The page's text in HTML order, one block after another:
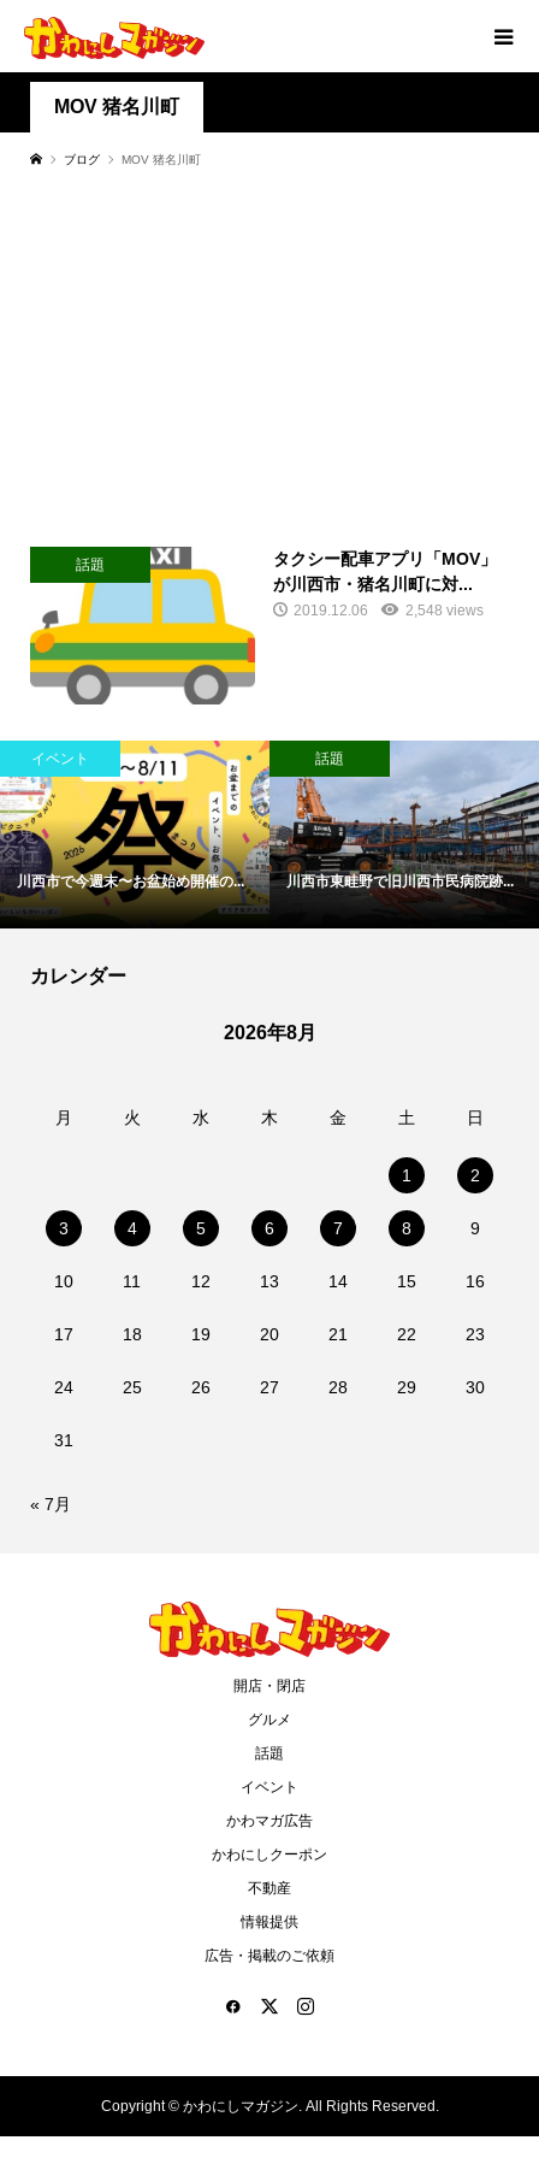
MOV 猪名川町
ブログ MOV 猪名川町
話題
タクシー配車アプリ「MOV」
が川西市・猪名川町に対...
2019.12.06 2,548 views
イベント
川西市で今週末〜お盆始め開催の...
話題
川西市東畦野で旧川西市民病院跡...
カレンダー
2026年8月
月 火 水 木 金 土 日
1 2
3 4 5 6 7 8 9
10 11 12 13 14 15 16
17 18 19 20 21 22 23
24 25 26 27 28 29 30
31
« 7月
開店・閉店
グルメ
話題
イベント
かわマガ広告
かわにしクーポン
不動産
情報提供
広告・掲載のご依頼
Copyright ©かわにしマガジン. All Rights Reserved.